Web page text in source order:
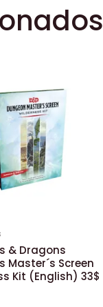
& Dragons
Master´s Screen
Kit (English) 33$